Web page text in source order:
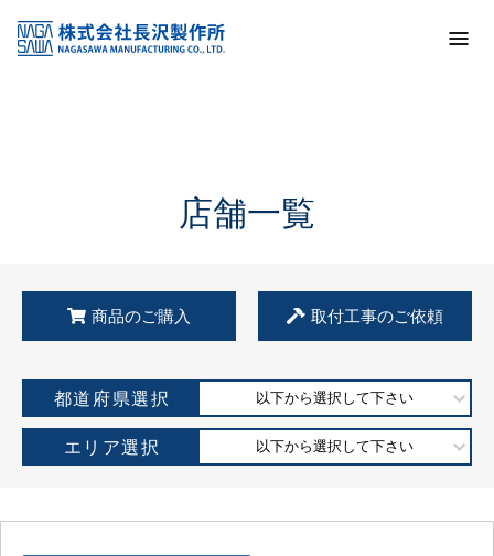
KSS加盟店・取扱店情報
店舗一覧
店舗一覧
商品のご購入 取付工事のご依頼
都道府県選択 以下から選択して下さい
エリア選択 以下から選択して下さい